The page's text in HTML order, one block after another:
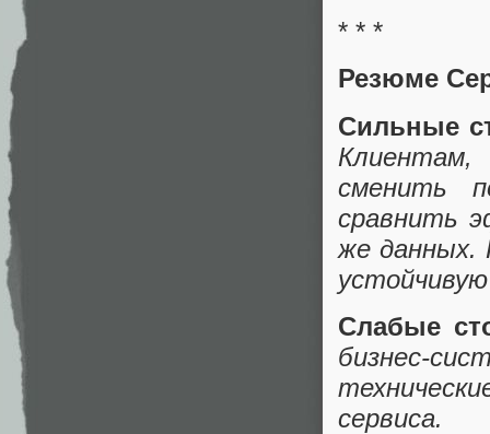
* * *
Резюме
Сильные
Клиентам,
сменить
сравнить
же данных.
Слабые
бизнес-
сервиса.